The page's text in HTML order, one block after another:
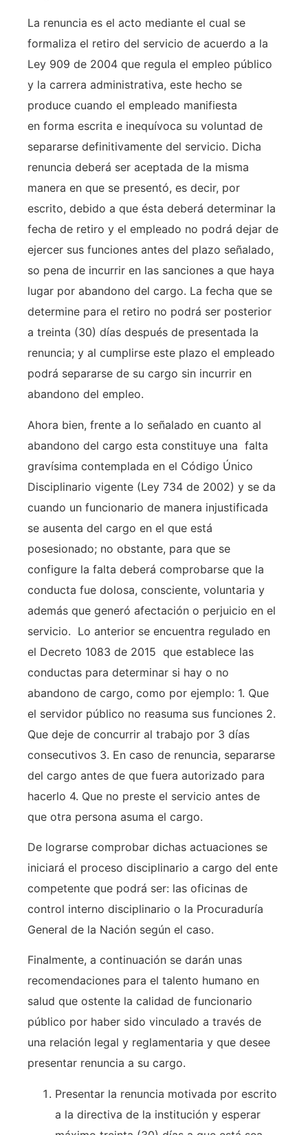
La renuncia es el acto mediante el cual se
formaliza el retiro del servicio de acuerdo a la
Ley 909 de 2004 que regula el empleo público
y la carrera administrativa, este hecho se
produce cuando el empleado manifiesta
en forma escrita e inequívoca su voluntad de
separarse definitivamente del servicio. Dicha
renuncia deberá ser aceptada de la misma
manera en que se presentó, es decir, por
escrito, debido a que ésta deberá determinar la
fecha de retiro y el empleado no podrá dejar de
ejercer sus funciones antes del plazo señalado,
so pena de incurrir en las sanciones a que haya
lugar por abandono del cargo. La fecha que se
determine para el retiro no podrá ser posterior
a treinta (30) días después de presentada la
renuncia; y al cumplirse este plazo el empleado
podrá separarse de su cargo sin incurrir en
abandono del empleo.
Ahora bien, frente a lo señalado en cuanto al
abandono del cargo esta constituye una falta
gravísima contemplada en el Código Único
Disciplinario vigente (Ley 734 de 2002) y se da
cuando un funcionario de manera injustificada
se ausenta del cargo en el que está
posesionado; no obstante, para que se
configure la falta deberá comprobarse que la
conducta fue dolosa, consciente, voluntaria y
además que generó afectación o perjuicio en el
servicio. Lo anterior se encuentra regulado en
el Decreto 1083 de 2015 que establece las
conductas para determinar si hay o no
abandono de cargo, como por ejemplo: 1. Que
el servidor público no reasuma sus funciones 2.
Que deje de concurrir al trabajo por 3 días
consecutivos 3. En caso de renuncia, separarse
del cargo antes de que fuera autorizado para
hacerlo 4. Que no preste el servicio antes de
que otra persona asuma el cargo.
De lograrse comprobar dichas actuaciones se
iniciará el proceso disciplinario a cargo del ente
competente que podrá ser: las oficinas de
control interno disciplinario o la Procuraduría
General de la Nación según el caso.
Finalmente, a continuación se darán unas
recomendaciones para el talento humano en
salud que ostente la calidad de funcionario
público por haber sido vinculado a través de
una relación legal y reglamentaria y que desee
presentar renuncia a su cargo.
Presentar la renuncia motivada por escrito
a la directiva de la institución y esperar